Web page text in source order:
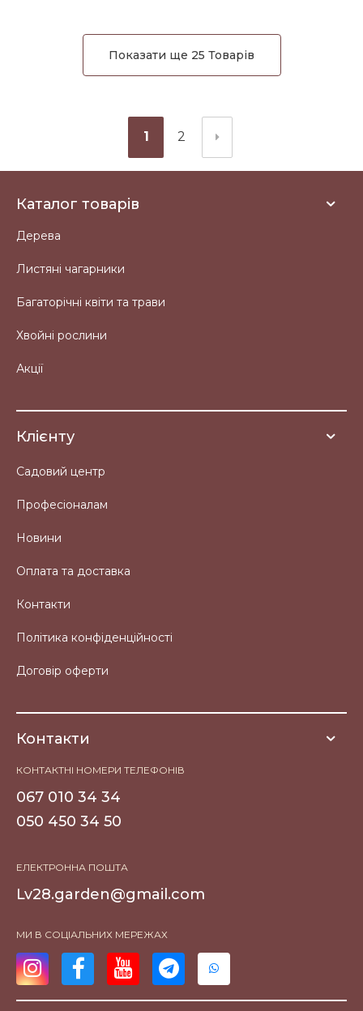
Показати ще 25 Товарів
1 2
Каталог товарів
Дерева
Листяні чагарники
Багаторічні квіти та трави
Хвойні рослини
Акції
Клієнту
Садовий центр
Професіоналам
Новини
Оплата та доставка
Контакти
Політика конфіденційності
Договір оферти
Контакти
КОНТАКТНІ НОМЕРИ ТЕЛЕФОНІВ
067 010 34 34
050 450 34 50
ЕЛЕКТРОННА ПОШТА
Lv28.garden@gmail.com
МИ В СОЦІАЛЬНИХ МЕРЕЖАХ